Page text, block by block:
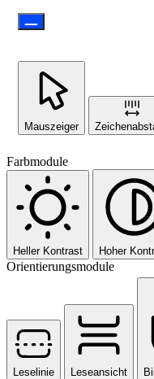
Mauszeiger
Farbmodule
Heller Kontrast Hoher
Orientierungsmodule
Leselinie Leseansicht